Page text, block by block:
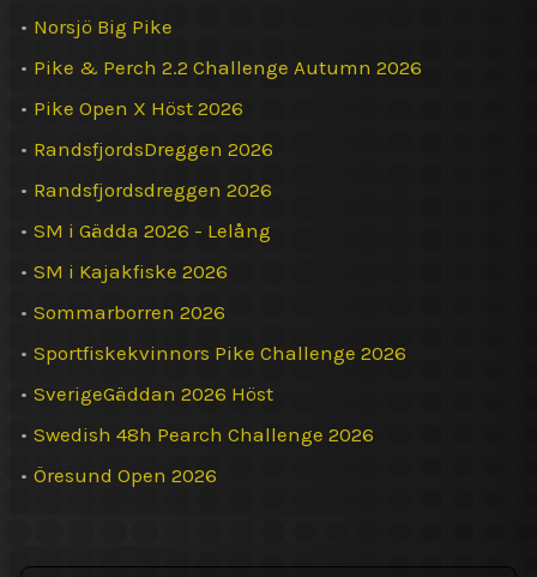
• Norsjö Big Pike
• Pike & Perch 2.2 Challenge Autumn 2026
• Pike Open X Höst 2026
• RandsfjordsDreggen 2026
• Randsfjordsdreggen 2026
• SM i Gädda 2026 - Lelång
• SM i Kajakfiske 2026
• Sommarborren 2026
• Sportfiskekvinnors Pike Challenge 2026
• SverigeGäddan 2026 Höst
• Swedish 48h Pearch Challenge 2026
• Öresund Open 2026